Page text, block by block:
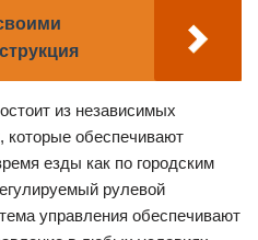
из независимых
которые обеспечивают
езды как по городским
рулевой
управления обеспечивают